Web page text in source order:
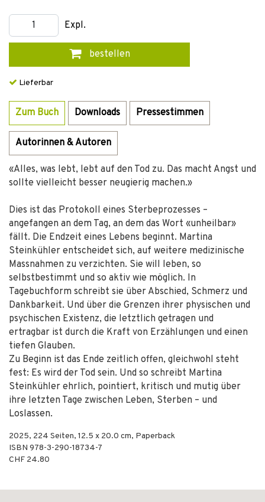
Expl.
bestellen
Lieferbar
Zum Buch Downloads Pressestimmen
Autorinnen & Autoren
«Alles, was lebt, lebt auf den Tod zu. Das macht Angst und
sollte vielleicht besser neugierig machen.»
Dies ist das Protokoll eines Sterbeprozesses –
angefangen an dem Tag, an dem das Wort «unheilbar»
fällt. Die Endzeit eines Lebens beginnt. Martina
Steinkühler entscheidet sich, auf weitere medizinische
Massnahmen zu verzichten. Sie will leben, so
selbstbestimmt und so aktiv wie möglich. In
Tagebuchform schreibt sie über Abschied, Schmerz und
Dankbarkeit. Und über die Grenzen ihrer physischen und
psychischen Existenz, die letztlich getragen und
ertragbar ist durch die Kraft von Erzählungen und einen
tiefen Glauben.
Zu Beginn ist das Ende zeitlich offen, gleichwohl steht
fest: Es wird der Tod sein. Und so schreibt Martina
Steinkühler ehrlich, pointiert, kritisch und mutig über
ihre letzten Tage zwischen Leben, Sterben – und
Loslassen.
2025, 224 Seiten, 12.5 x 20.0 cm, Paperback
ISBN 978-3-290-18734-7
CHF 24.80